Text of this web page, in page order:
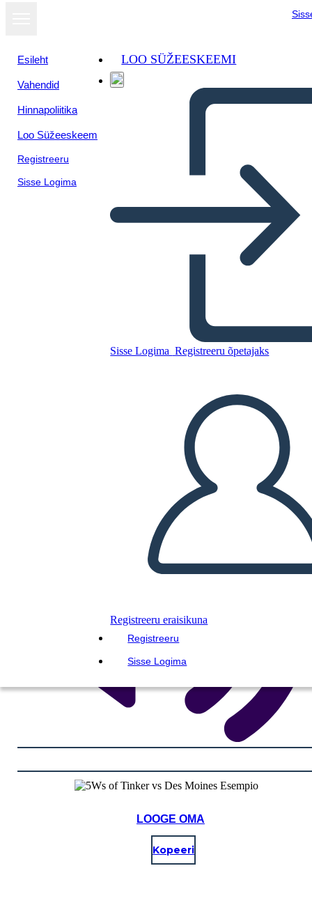
Esileht
Vahendid
Hinnapoliitika
Loo Süžeeskeem
Registreeru
Sisse Logima
LOO SÜŽEESKEEMI
Sisse Logima Registreeru õpetajaks
Registreeru eraisikuna
Registreeru
Sisse Logima
Esempio
LUUA STORYBOARD
ESITA SLAIDIESITLUST
LOE MULLE
LOOGE OMA
Kopeeri